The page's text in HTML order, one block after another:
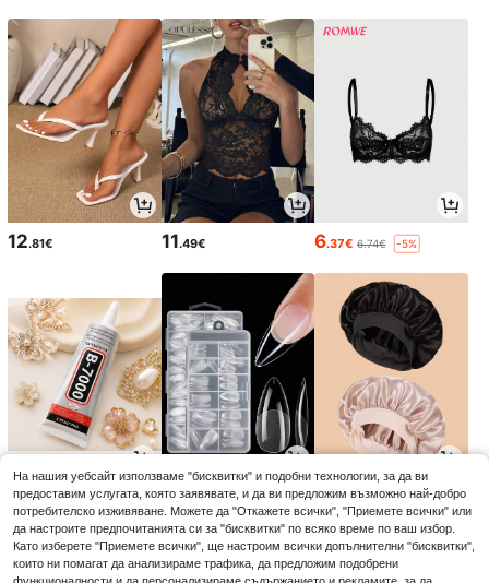
12.81€ 11.49€ 6.37€ 6.74€ -5%
3.08€ 4.15€ 3.33€
На нашия уебсайт използваме "бисквитки" и подобни технологии, за да ви
предоставим услугата, която заявявате, и да ви предложим възможно най-добро
потребителско изживяване. Можете да "Откажете всички", "Приемете всички" или
да настроите предпочитанията си за "бисквитки" по всяко време по ваш избор.
Като изберете "Приемете всички", ще настроим всички допълнителни "бисквитки",
които ни помагат да анализираме трафика, да предложим подобрени